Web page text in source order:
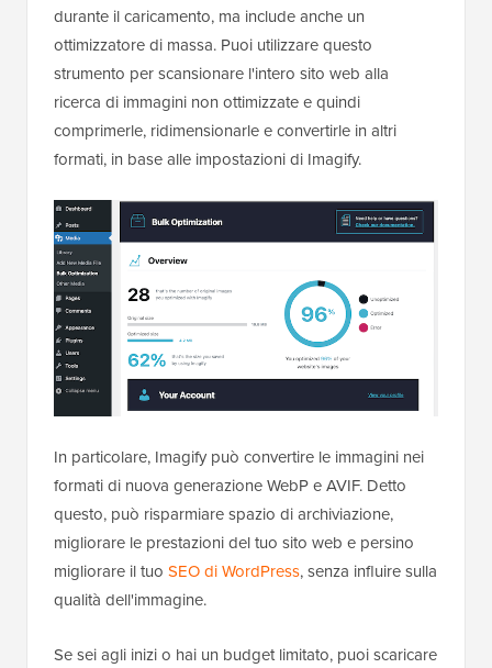
durante il caricamento, ma include anche un
ottimizzatore di massa. Puoi utilizzare questo
strumento per scansionare l'intero sito web alla
ricerca di immagini non ottimizzate e quindi
comprimerle, ridimensionarle e convertirle in altri
formati, in base alle impostazioni di Imagify.
In particolare, Imagify può convertire le immagini nei
formati di nuova generazione WebP e AVIF. Detto
questo, può risparmiare spazio di archiviazione,
migliorare le prestazioni del tuo sito web e persino
migliorare il tuo SEO di WordPress, senza influire sulla
qualità dell'immagine.
Se sei agli inizi o hai un budget limitato, puoi scaricare